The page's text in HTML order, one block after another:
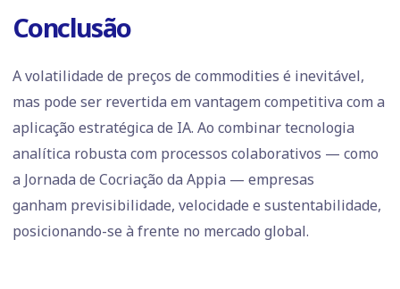
Conclusão
A volatilidade de preços de commodities é inevitável,
mas pode ser revertida em vantagem competitiva com a
aplicação estratégica de IA. Ao combinar tecnologia
analítica robusta com processos colaborativos — como
a Jornada de Cocriação da Appia — empresas
ganham previsibilidade, velocidade e sustentabilidade,
posicionando-se à frente no mercado global.